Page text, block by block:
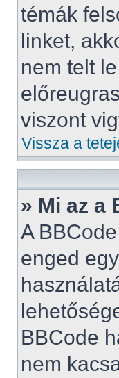
témák
linket,
nem telt
viszont
Vissza a
» Mi az a
A
enged
BBCode
nem